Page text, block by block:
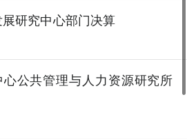
研究中心部门决算
公共管理与人力资源研究所